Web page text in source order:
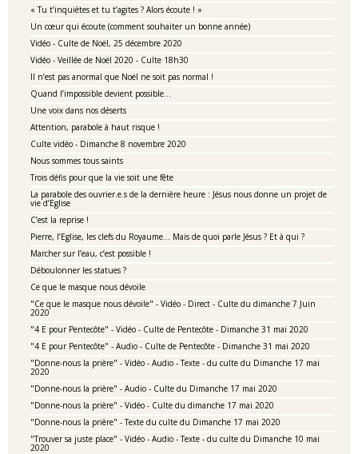
« Tu t’inquiètes et tu t’agites ? Alors écoute ! »
Un cœur qui écoute (comment souhaiter un bonne année)
Vidéo - Culte de Noël, 25 décembre 2020
Vidéo - Veillée de Noël 2020 - Culte 18h30
Il n’est pas anormal que Noël ne soit pas normal !
Quand l’impossible devient possible…
Une voix dans nos déserts
Attention, parabole à haut risque !
Culte vidéo - Dimanche 8 novembre 2020
Nous sommes tous saints
Trois défis pour que la vie soit une fête
La parabole des ouvrier.e.s de la dernière heure : Jésus nous donne un projet de
vie d’Eglise
C’est la reprise !
Pierre, l’Eglise, les clefs du Royaume… Mais de quoi parle Jésus ? Et à qui ?
Marcher sur l’eau, c’est possible !
Déboulonner les statues ?
Ce que le masque nous dévoile
"Ce que le masque nous dévoile" - Vidéo - Direct - Culte du dimanche 7 Juin
2020
"4 E pour Pentecôte" - Vidéo - Culte de Pentecôte - Dimanche 31 mai 2020
"4 E pour Pentecôte" - Audio - Culte de Pentecôte - Dimanche 31 mai 2020
"Donne-nous la prière" - Vidéo - Audio - Texte - du culte du Dimanche 17 mai
2020
"Donne-nous la prière" - Audio - Culte du Dimanche 17 mai 2020
"Donne-nous la prière" - Vidéo - Culte du dimanche 17 mai 2020
"Donne-nous la prière" - Texte du culte du Dimanche 17 mai 2020
"Trouver sa juste place" - Vidéo - Audio - Texte - du culte du Dimanche 10 mai
2020